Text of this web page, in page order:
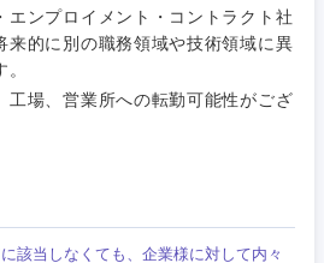
ンプロイメント・コントラクト社
来的に別の職務領域や技術領域に異
工場、営業所への転勤可能性がござ
該当しなくても、企業様に対して内々
所・監査法人
シング
埼玉県
東京都